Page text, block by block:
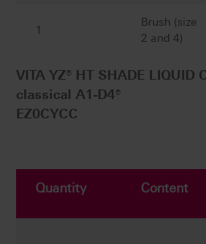
1
Brush (size
2 and 4)
VITA YZ® HT SHADE LIQUID
classical A1-D4®
EZ0CYCC
Quantity Content